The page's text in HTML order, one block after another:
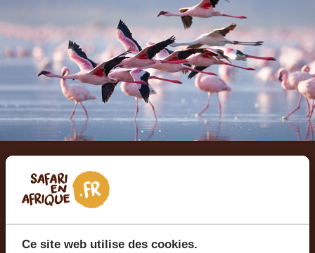
Ce site web utilise des cookies.
Laissez-nous créer votre
voyage sur mesure
RECEVEZ UN DEVIS GRATUIT, SANS